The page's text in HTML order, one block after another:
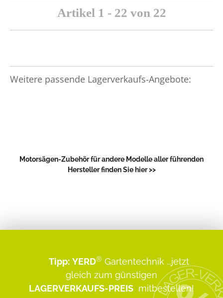
Artikel 1 - 22 von 22
Weitere passende Lagerverkaufs-Angebote:
Motorsägen-Zubehör für andere Modelle aller führenden
Hersteller finden Sie hier >>
Tipp: YERD® Gartentechnik ...jetzt
gleich zum günstigen
LAGERVERKAUFS-PREIS mitbestellen!